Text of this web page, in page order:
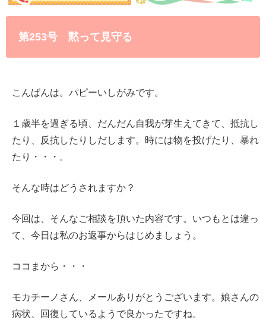
第253号 黙って見守る
こんばんは。パピーいしがみです。
１歳半を過ぎる頃、だんだん自我が芽生えてきて、抵抗し
たり、反抗したりしだします。時には物を投げたり、暴れ
たり・・・。
そんな時はどうされますか？
今回は、そんなご相談を頂いた内容です。いつもとは違っ
て、今日は私のお返事からはじめましょう。
ココまから・・・
モカチーノさん、メールありがとうございます。娘さんの
病状、回復しているようで良かったですね。